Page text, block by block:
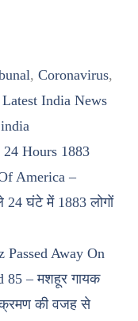
, Coronavirus,
Latest India News
Hours 1883
America –
24 घंटे में 1883 लोगों
Passed Away On
85 – मशहूर गायक
की वजह से